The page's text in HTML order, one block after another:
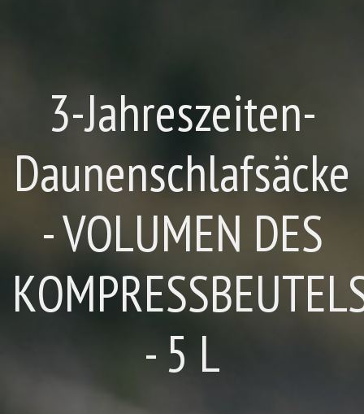
3-Jahreszeiten-
Daunenschlafsäcke
- VOLUMEN DES
- 5 L